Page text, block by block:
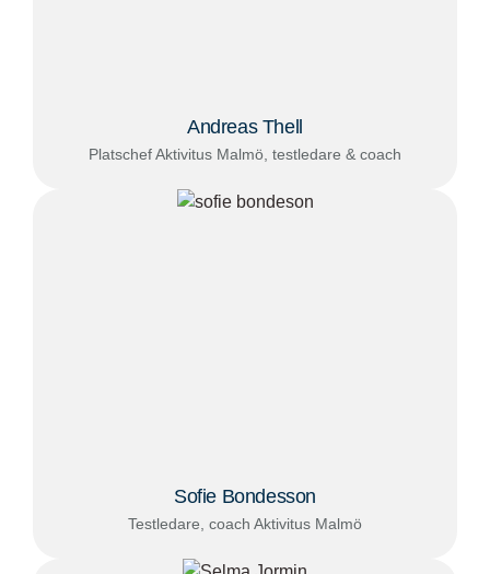
Andreas Thell
Platschef Aktivitus Malmö, testledare & coach
Sofie Bondesson
Testledare, coach Aktivitus Malmö